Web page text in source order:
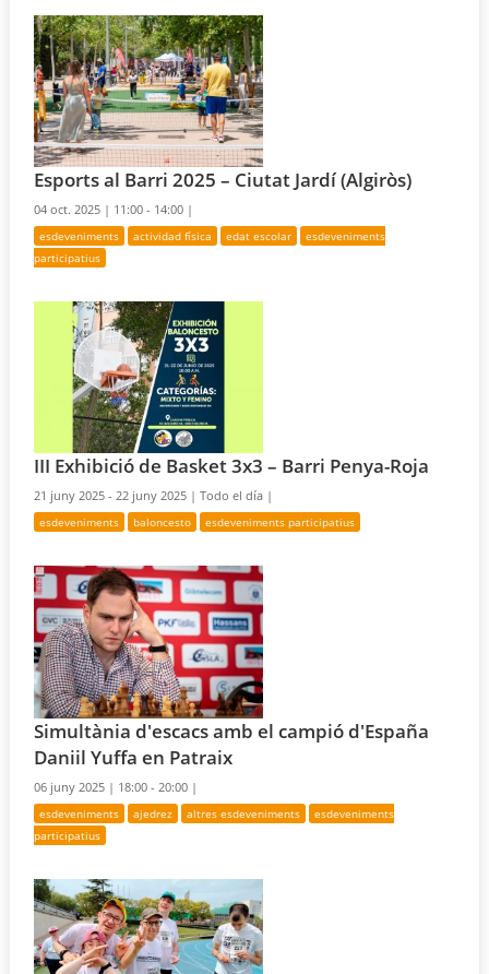
Esports al Barri 2025 – Ciutat Jardí (Algiròs)
04 oct. 2025 | 11:00 - 14:00 |
esdeveniments actividad física edat escolar
esdeveniments
participatius
III Exhibició de Basket 3x3 – Barri Penya-Roja
21 juny 2025 - 22 juny 2025 |Todo el día |
esdeveniments baloncesto esdeveniments participatius
Simultània d'escacs amb el campió d'España
Daniil Yuffa en Patraix
06 juny 2025 | 18:00 - 20:00 |
esdeveniments ajedrez altres esdeveniments
esdeveniments
participatius